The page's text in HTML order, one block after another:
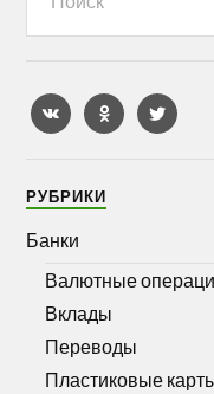
РУБРИКИ
Банки
Валютные
Вклады
Переводы
Пластиковые